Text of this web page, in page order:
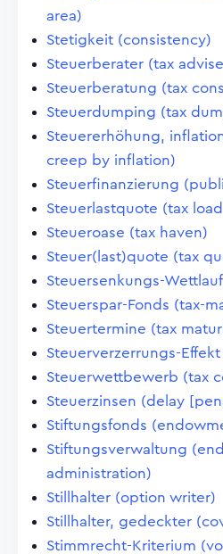
area)
Stetigkeit (consistency)
Steuerberater (tax
Steuerberatung (tax
Steuerdumping (tax
Steuererhöhung,
creep by inflation)
Steuerfinanzierung
Steuerlastquote (tax
Steueroase (tax haven)
Steuer(last)quote (tax
Steuersenkungs-
Steuerspar-Fonds (tax-
Steuertermine (tax
Steuerverzerrungs-
Steuerwettbewerb (tax
Steuerzinsen (delay
Stiftungsfonds
Stiftungsverwaltung
administration)
Stillhalter (option writer)
Stillhalter, gedeckter
Stimmrecht-Kriterium